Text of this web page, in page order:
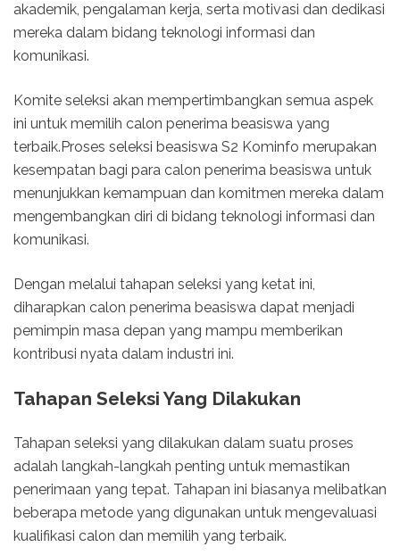
akademik, pengalaman kerja, serta motivasi dan dedikasi
mereka dalam bidang teknologi informasi dan
komunikasi.
Komite seleksi akan mempertimbangkan semua aspek
ini untuk memilih calon penerima beasiswa yang
terbaik.Proses seleksi beasiswa S2 Kominfo merupakan
kesempatan bagi para calon penerima beasiswa untuk
menunjukkan kemampuan dan komitmen mereka dalam
mengembangkan diri di bidang teknologi informasi dan
komunikasi.
Dengan melalui tahapan seleksi yang ketat ini,
diharapkan calon penerima beasiswa dapat menjadi
pemimpin masa depan yang mampu memberikan
kontribusi nyata dalam industri ini.
Tahapan Seleksi Yang Dilakukan
Tahapan seleksi yang dilakukan dalam suatu proses
adalah langkah-langkah penting untuk memastikan
penerimaan yang tepat. Tahapan ini biasanya melibatkan
beberapa metode yang digunakan untuk mengevaluasi
kualifikasi calon dan memilih yang terbaik.